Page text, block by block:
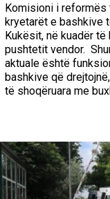
Komisioni i
kryetarët e bashkive
Kukësit, në kuadër
pushtetit vendor.
aktuale është
bashkive që
të shoqëruara me